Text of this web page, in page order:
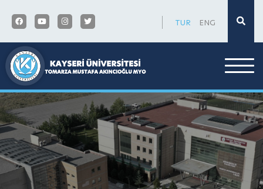
×
TUR ENG